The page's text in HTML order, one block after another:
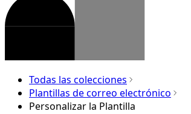
Todas las colecciones
Plantillas de correo electrónico
Personalizar la Plantilla